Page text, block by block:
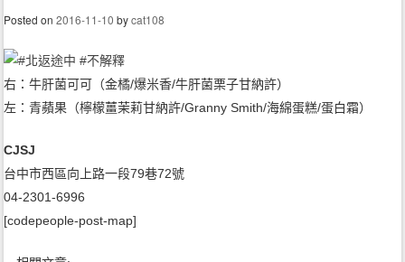
Posted on2016-11-10 bycat108
右：牛肝菌可可（金橘/爆米香/牛肝菌栗子甘納許）
左：青蘋果（檸檬薑茉莉甘納許/Granny Smith/海綿蛋糕/蛋白霜）
CJSJ
台中市西區向上路一段79巷72號
04-2301-6996
[codepeople-post-map]